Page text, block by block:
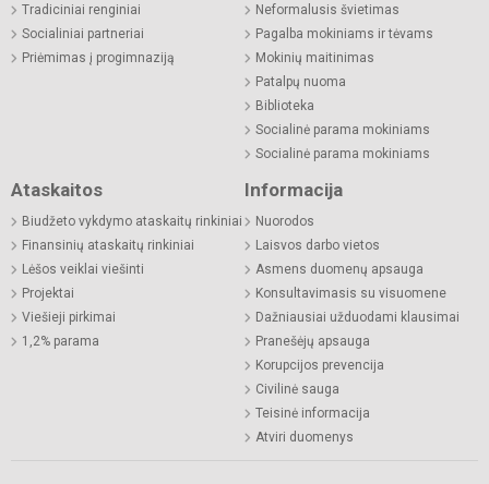
Tradiciniai renginiai
Socialiniai partneriai
Priėmimas į progimnaziją
Neformalusis švietimas
Pagalba mokiniams ir tėvams
Mokinių maitinimas
Patalpų nuoma
Biblioteka
Socialinė parama mokiniams
Socialinė parama mokiniams
Ataskaitos
Biudžeto vykdymo ataskaitų rinkiniai
Finansinių ataskaitų rinkiniai
Lėšos veiklai viešinti
Projektai
Viešieji pirkimai
1,2% parama
Informacija
Nuorodos
Laisvos darbo vietos
Asmens duomenų apsauga
Konsultavimasis su visuomene
Dažniausiai užduodami klausimai
Pranešėjų apsauga
Korupcijos prevencija
Civilinė sauga
Teisinė informacija
Atviri duomenys